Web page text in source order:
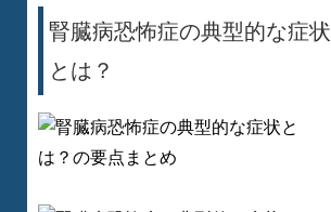
腎臓病恐怖症の典型的な症状
とは？